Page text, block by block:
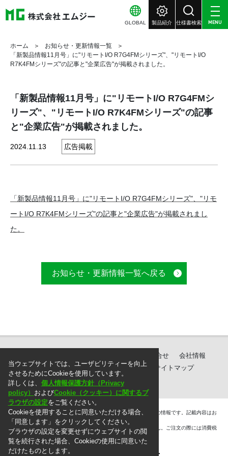
当ウェブサイトでは、ユーザビリティーを向上
させるためにCookieを使用しています。
詳しくは、 個人情報保護方針（Privacy
policy） およびCookie（クッキー）に関するブ
ラウザの設定をご覧ください。
Cookieを使用することに同意いただける場合、
「同意します」をクリックしてください。
ブラウザの設定を変更せずにウェブサイトの閲
覧を続行された場合、Cookieの使用に同意いた
だけたものとします。
GLOBAL 製品紹介 仕様書検索 MENU
ホーム
お知らせ・更新情報一覧
「新製品情報11月号」に"リモートI/O R7G4FMシリーズ"、"リモートI/O
R7K4FMシリーズ"の記事と"企業広告"が掲載されました。
「新製品情報11月号」に"リモートI/O R7G4FMシ
リーズ"、"リモートI/O R7K4FMシリーズ"の記事
と"企業広告"が掲載されました。
2024.11.13 広告掲載
「新製品情報11月号」に"リモートI/O R7G4FMシリーズ"、"リモ
ートI/O R7K4FMシリーズ"の記事と"企業広告"が掲載されまし
た。
お知らせ・更新情報一覧へ戻る
サポート・お問合せ
会社情報
個人情報保護方針
ご注文に際して サイトマップ
＊. 本ウェブサイト上に掲載されている情報は、掲載した時点での情報です。記載内容はお
断りなしに変更することがありますのでご了承ください。
＊. 本ウェブサイト上の表示価格には消費税は含まれておりません。ご注文の際には消費税
を別途頂戴いたします。